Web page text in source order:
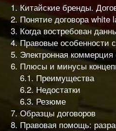
Китайские бренды.
Понятие договора white
Когда востребован
Правовые особенности
Электронная
Плюсы и минусы
6.1. Преимущества
6.2. Недостатки
6.3. Резюме
Образцы договоров
Правовая помощь: